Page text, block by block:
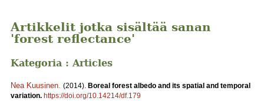
Artikkelit jotka sisältää sanan
'forest reflectance'
Kategoria : Articles
Nea Kuusinen (2014). Boreal forest albedo and its spatial and temporal
variation. https://doi.org/10.14214/df.179